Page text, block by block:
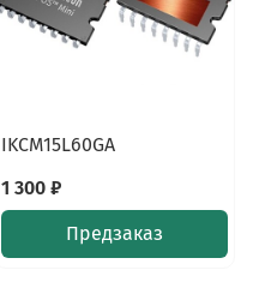
IKCM15L60GA
1 300 ₽
Предзаказ